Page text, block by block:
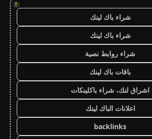
!
شراء باك لينك
شراء باك لينك
شراء روابط نصية
باقات باك لينك
اشراق لنك، شراء باكلينكات
اعلانات الباك لينك
backlinks